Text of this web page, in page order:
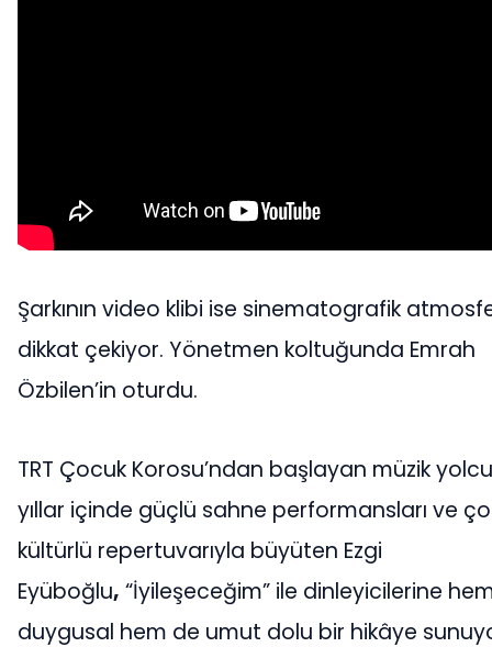
Şarkının video klibi ise sinematografik
dikkat çekiyor. Yönetmen koltuğunda Emrah
Özbilen’in oturdu.
TRT Çocuk Korosu’ndan başlayan müzik
yıllar içinde güçlü sahne performansları ve
kültürlü repertuvarıyla büyüten Ezgi
Eyüboğlu, “İyileşeceğim” ile dinleyicilerine
duygusal hem de umut dolu bir hikâye